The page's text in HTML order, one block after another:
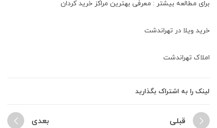
برای مطالعه بیشتر : معرفی بهترین مراکز خرید کردان
خرید ویلا در تهراندشت
املاک تهراندشت
لینک را به اشتراک بگذارید
قبلی بعدی